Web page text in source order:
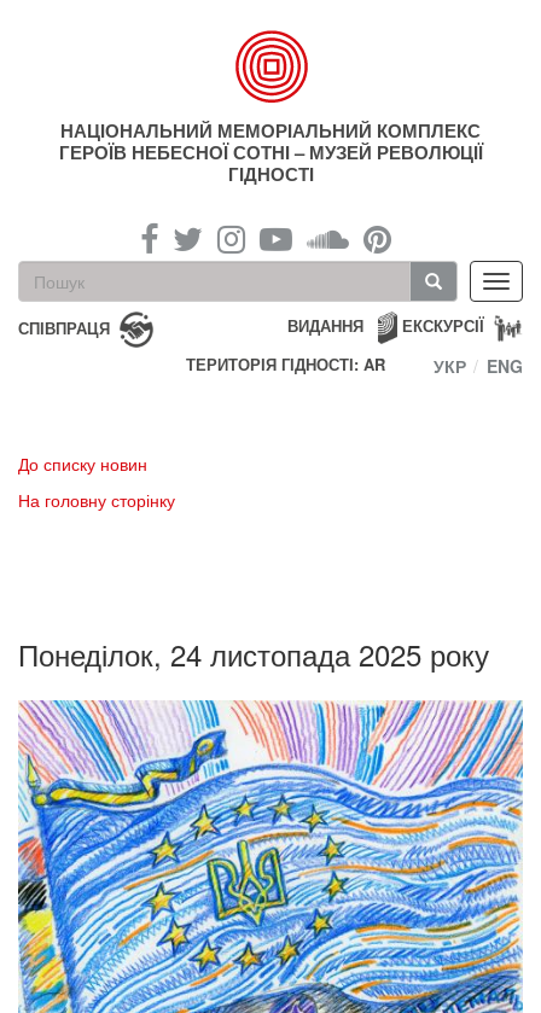
НАЦІОНАЛЬНИЙ МЕМОРІАЛЬНИЙ КОМПЛЕКС
ГЕРОЇВ НЕБЕСНОЇ СОТНІ – МУЗЕЙ РЕВОЛЮЦІЇ
ГІДНОСТІ
Пошукова
форма
Пошук
СПІВПРАЦЯ ЕКСКУРСІЇ
ВИДАННЯ
ТЕРИТОРІЯ ГІДНОСТІ: AR
УКР ENG
До списку новин
На головну сторінку
Понеділок, 24 листопада 2025 року